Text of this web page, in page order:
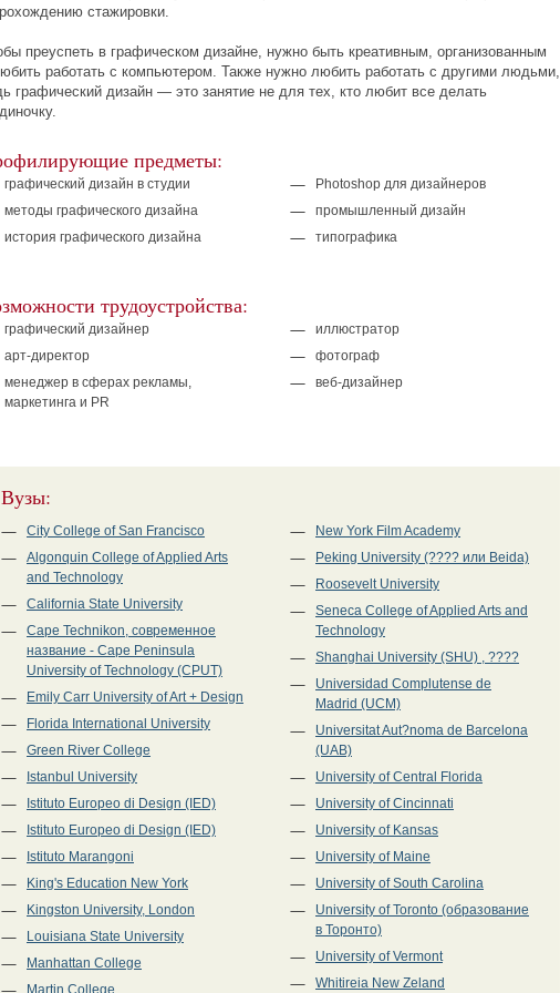
стажировки.
преуспеть в графическом дизайне, нужно быть креативным, организованным
работать с компьютером. Также нужно любить работать с другими людьми,
графический дизайн — это занятие не для тех, кто любит все делать
предметы:
графический дизайн в студии
методы графического дизайна
история графического дизайна
Photoshop для дизайнеров
промышленный дизайн
типографика
трудоустройства:
графический дизайнер
арт-директор
менеджер в сферах рекламы,
маркетинга и PR
иллюстратор
фотограф
веб-дизайнер
Вузы:
City College of San Francisco
Algonquin College of Applied Arts
and Technology
California State University
Cape Technikon, современное
название - Cape Peninsula
University of Technology (CPUT)
Emily Carr University of Art + Design
Florida International University
Green River College
Istanbul University
Istituto Europeo di Design (IED)
Istituto Europeo di Design (IED)
Istituto Marangoni
King's Education New York
Kingston University, London
Louisiana State University
Manhattan College
Martin College
New York Film Academy
Peking University (???? или Beida)
Roosevelt University
Seneca College of Applied Arts and
Technology
Shanghai University (SHU) , ????
Universidad Complutense de
Madrid (UCM)
Universitat Aut?noma de Barcelona
(UAB)
University of Central Florida
University of Cincinnati
University of Kansas
University of Maine
University of South Carolina
University of Toronto (образование
в Торонто)
University of Vermont
Whitireia New Zeland